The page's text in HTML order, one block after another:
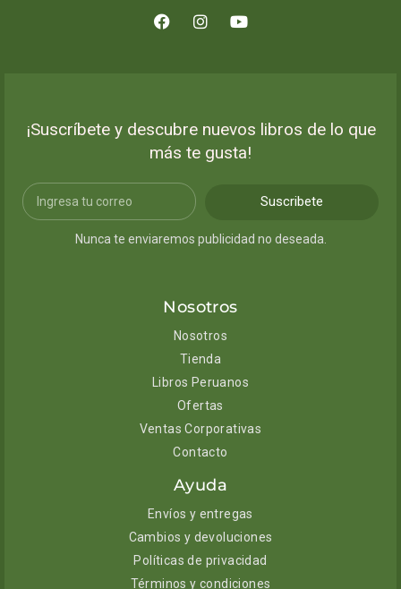
¡Suscríbete y descubre nuevos libros de lo que
más te gusta!
Suscribete
Nunca te enviaremos publicidad no deseada.
Nosotros
Nosotros
Tienda
Libros Peruanos
Ofertas
Ventas Corporativas
Contacto
Ayuda
Envíos y entregas
Cambios y devoluciones
Políticas de privacidad
Términos y condiciones